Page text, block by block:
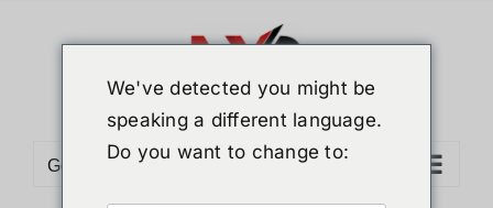
Go to...
We've detected you might be
speaking a different language.
Do you want to change to: